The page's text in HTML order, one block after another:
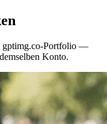
gptimg.co-Portfolio —
Konto.